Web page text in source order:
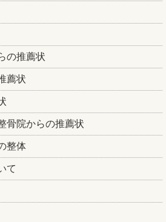
の推薦状
薦状
骨院からの推薦状
整体
て